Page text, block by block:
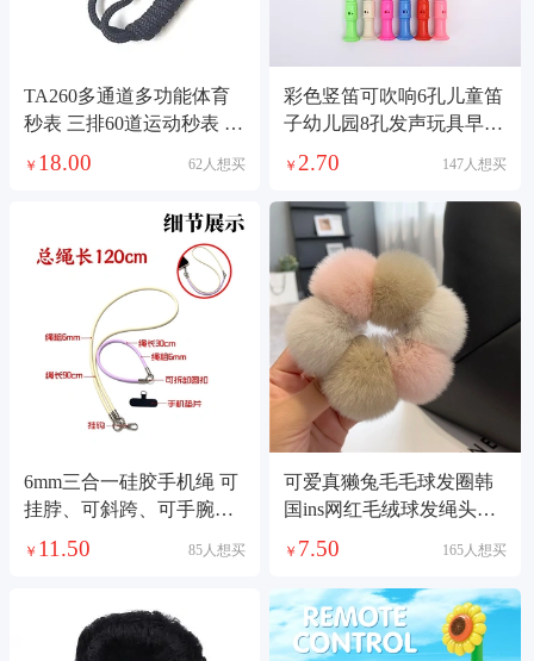
TA260多通道多功能体育
秒表 三排60道运动秒表 裁
判计时秒表
￥ 18.00 62人想买
彩色竖笛可吹响6孔儿童笛
子幼儿园8孔发声玩具早教
音乐乐器益智
￥2.70 147人想买
6mm三合一硅胶手机绳 可
挂脖、可斜跨、可手腕、
手机/相机／水杯/多种场景
￥ 11.50 85人想买
可爱真獭兔毛毛球发圈韩
国ins网红毛绒球发绳头绳
扎头发头绳新款
￥ 7.50 165人想买